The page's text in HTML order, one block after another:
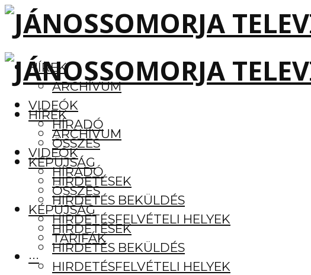
HÍREK
ARCHÍVUM
VIDEÓK
HÍRADÓ
ÖSSZES
KÉPÚJSÁG
HIRDETÉSEK
HIRDETÉS BEKÜLDÉS
HIRDETÉSFELVÉTELI HELYEK
TARIFÁK
···
HÍREK
ARCHÍVUM
VIDEÓK
HÍRADÓ
ÖSSZES
KÉPÚJSÁG
HIRDETÉSEK
HIRDETÉS BEKÜLDÉS
HIRDETÉSFELVÉTELI HELYEK